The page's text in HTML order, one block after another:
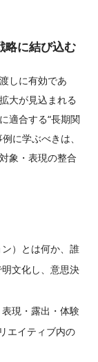
略に結び込む
しに有効であ
大が見込まれる
適合する“長期関
に学ぶべきは、
象・表現の整合
）とは何か、誰
文化し、意思決
表現・露出・体験
エイティブ内の